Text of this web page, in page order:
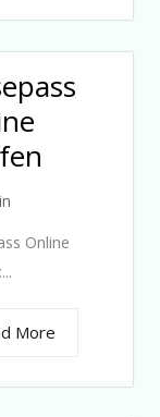
Online
More